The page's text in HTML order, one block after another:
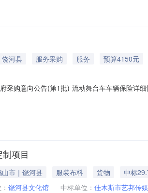
河县 服务采购 服务
预算4150元
采购意向公告(第1批)-流动舞台车车辆保险详
的要求:流动舞台车交强险、商业险。预计采购
项目
市｜饶河县 服装布料 货物
中标
饶河县文化馆 中标单位： 佳木斯市艺邦传